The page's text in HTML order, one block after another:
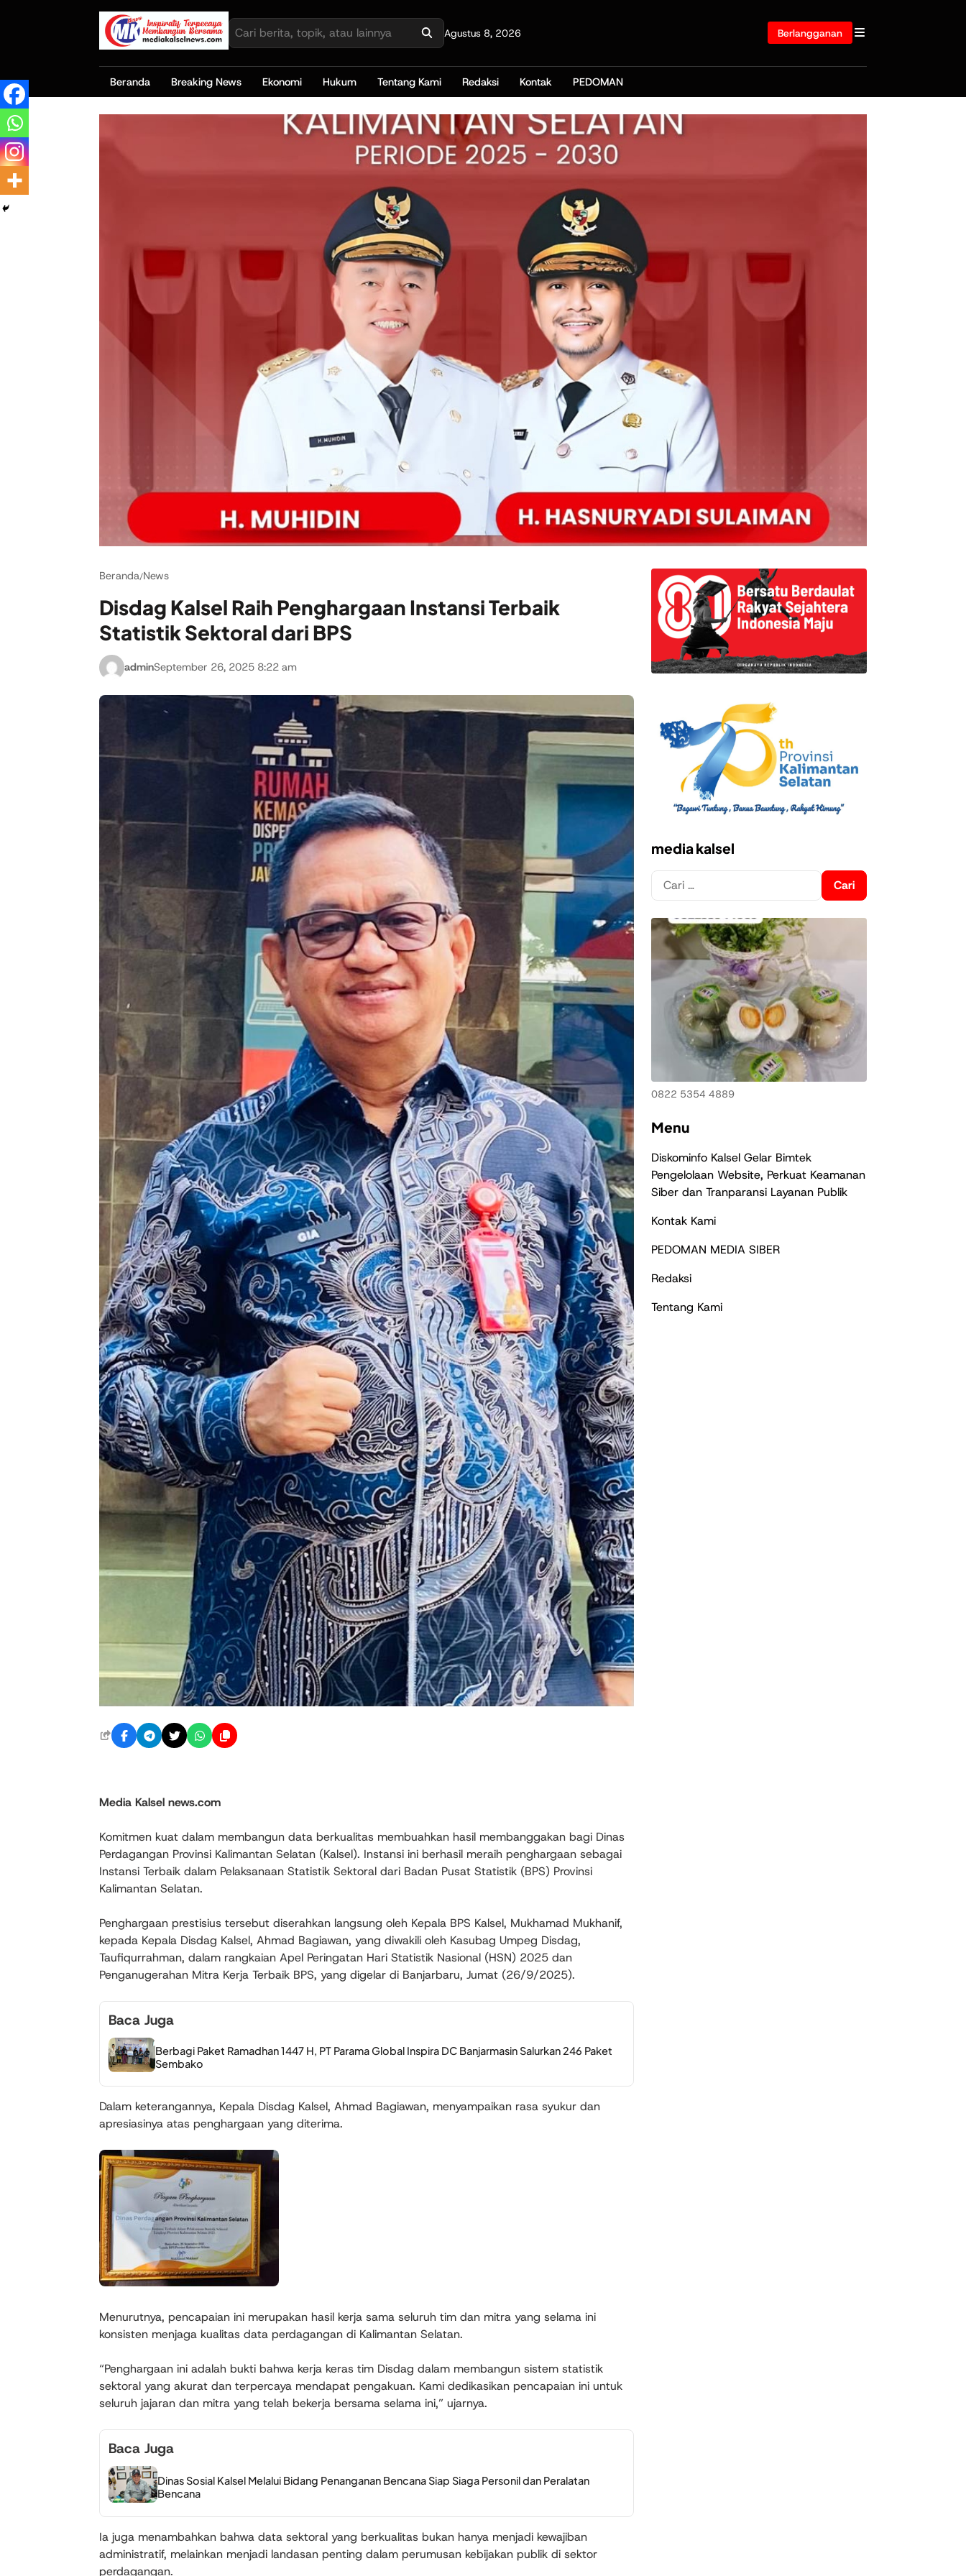
Agustus 8, 2026 Berlangganan
Beranda Breaking News Ekonomi Hukum Tentang Kami Redaksi Kontak PEDOMAN
Beranda/News
Disdag Kalsel Raih Penghargaan Instansi Terbaik
Statistik Sektoral dari BPS
adminSeptember 26, 2025 8:22 am
Media Kalsel news.com
Komitmen kuat dalam membangun data berkualitas membuahkan hasil membanggakan bagi Dinas
Perdagangan Provinsi Kalimantan Selatan (Kalsel). Instansi ini berhasil meraih penghargaan sebagai
Instansi Terbaik dalam Pelaksanaan Statistik Sektoral dari Badan Pusat Statistik (BPS) Provinsi
Kalimantan Selatan.
Penghargaan prestisius tersebut diserahkan langsung oleh Kepala BPS Kalsel, Mukhamad Mukhanif,
kepada Kepala Disdag Kalsel, Ahmad Bagiawan, yang diwakili oleh Kasubag Umpeg Disdag,
Taufiqurrahman, dalam rangkaian Apel Peringatan Hari Statistik Nasional (HSN) 2025 dan
Penganugerahan Mitra Kerja Terbaik BPS, yang digelar di Banjarbaru, Jumat (26/9/2025).
Baca Juga
Berbagi Paket Ramadhan 1447 H, PT Parama Global Inspira DC Banjarmasin Salurkan 246 Paket
Sembako
Dalam keterangannya, Kepala Disdag Kalsel, Ahmad Bagiawan, menyampaikan rasa syukur dan
apresiasinya atas penghargaan yang diterima.
Menurutnya, pencapaian ini merupakan hasil kerja sama seluruh tim dan mitra yang selama ini
konsisten menjaga kualitas data perdagangan di Kalimantan Selatan.
“Penghargaan ini adalah bukti bahwa kerja keras tim Disdag dalam membangun sistem statistik
sektoral yang akurat dan terpercaya mendapat pengakuan. Kami dedikasikan pencapaian ini untuk
seluruh jajaran dan mitra yang telah bekerja bersama selama ini,” ujarnya.
Baca Juga
Dinas Sosial Kalsel Melalui Bidang Penanganan Bencana Siap Siaga Personil dan Peralatan
Bencana
Ia juga menambahkan bahwa data sektoral yang berkualitas bukan hanya menjadi kewajiban
administratif, melainkan menjadi landasan penting dalam perumusan kebijakan publik di sektor
perdagangan.
media kalsel
Cari
untuk:
0822 5354 4889
Menu
Diskominfo Kalsel Gelar Bimtek
Pengelolaan Website, Perkuat Keamanan
Siber dan Tranparansi Layanan Publik
Kontak Kami
PEDOMAN MEDIA SIBER
Redaksi
Tentang Kami